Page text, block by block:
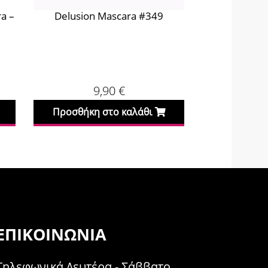
– Delusion Mascara #349
9,90€
Προσθήκη στο καλάθι